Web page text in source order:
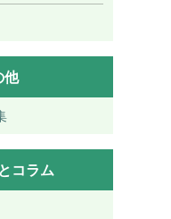
他
コラム